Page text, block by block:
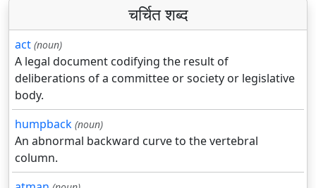
चर्चित शब्द
act (noun)
A legal document codifying the result of
deliberations of a committee or society or legislative
body.
humpback (noun)
An abnormal backward curve to the vertebral
column.